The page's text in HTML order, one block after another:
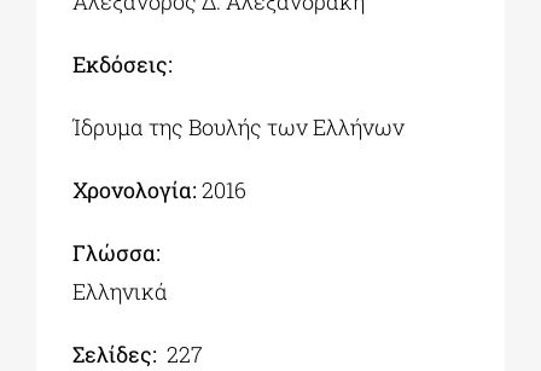
Εκδόσεις:
Ίδρυμα της Βουλής των Ελλήνων
Χρονολογία: 2016
Γλώσσα:
Ελληνικά
Σελίδες: 227